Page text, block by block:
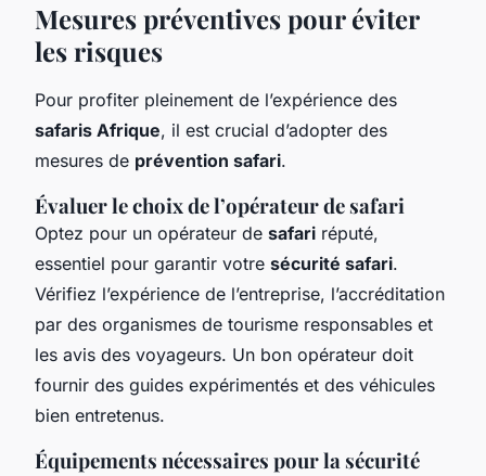
Mesures préventives pour éviter
les risques
Pour profiter pleinement de l’expérience des
safaris Afrique, il est crucial d’adopter des
mesures de prévention safari.
Évaluer le choix de l’opérateur de safari
Optez pour un opérateur de safari réputé,
essentiel pour garantir votre sécurité safari.
Vérifiez l’expérience de l’entreprise, l’accréditation
par des organismes de tourisme responsables et
les avis des voyageurs. Un bon opérateur doit
fournir des guides expérimentés et des véhicules
bien entretenus.
Équipements nécessaires pour la sécurité